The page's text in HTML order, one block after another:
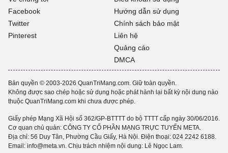
Facebook
Twitter
Pinterest
Hướng dẫn sử dụng
Chính sách bảo mật
Liên hệ
Quảng cáo
DMCA
Bản quyền © 2003-2026 QuanTriMang.com. Giữ toàn quyền.
Không được sao chép hoặc sử dụng hoặc phát hành lại bất kỳ nội dung nào
thuộc QuanTriMang.com khi chưa được phép.
Giấy phép Mạng Xã Hội số 362/GP-BTTTT do bộ TTTT cấp ngày 30/06/2016.
Cơ quan chủ quản: CÔNG TY CỔ PHẦN MẠNG TRỰC TUYẾN META.
Địa chỉ: 56 Duy Tân, Phường Cầu Giấy, Hà Nội. Điện thoại: 024 2242 6188.
Email: info@meta.vn. Chịu trách nhiệm nội dung: Lê Ngọc Lam.